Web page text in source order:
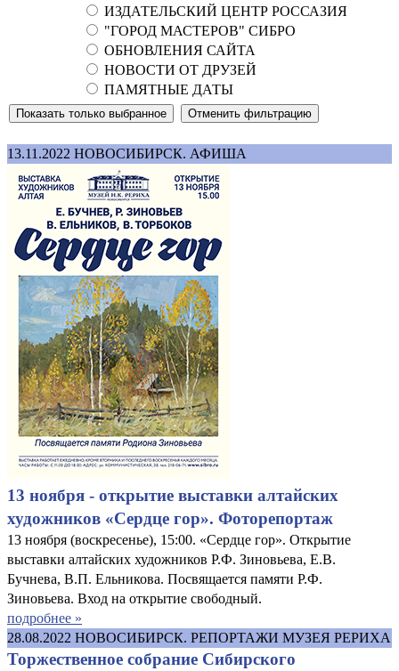
ИЗДАТЕЛЬСКИЙ ЦЕНТР РОССАЗИЯ
"ГОРОД МАСТЕРОВ" СИБРО
ОБНОВЛЕНИЯ САЙТА
НОВОСТИ ОТ ДРУЗЕЙ
ПАМЯТНЫЕ ДАТЫ
13.11.2022 НОВОСИБИРСК. АФИША
13 ноября - открытие выставки алтайских
художников «Сердце гор». Фоторепортаж
13 ноября (воскресенье), 15:00. «Сердце гор». Открытие
выставки алтайских художников Р.Ф. Зиновьева, Е.В.
Бучнева, В.П. Ельникова. Посвящается памяти Р.Ф.
Зиновьева. Вход на открытие свободный.
подробнее »
28.08.2022 НОВОСИБИРСК. РЕПОРТАЖИ МУЗЕЯ РЕРИХА
Торжественное собрание Сибирского